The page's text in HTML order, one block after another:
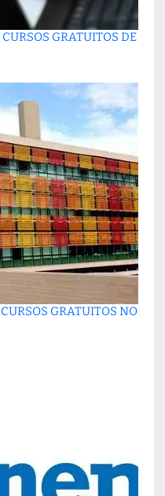
GRATUITOS DE
GRATUITOS NO